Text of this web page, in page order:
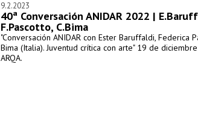
9.2.2023
40ª Conversación ANIDAR 2022 |
F.Pascotto, C.Bima
"Conversación ANIDAR con Ester Baruffaldi, Federica
Bima (Italia). Juventud crítica con arte" 19 de
ARQA.